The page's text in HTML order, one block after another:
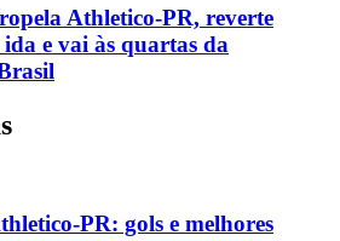
Athletico-PR, reverte
e vai às quartas da
PR: gols e melhores